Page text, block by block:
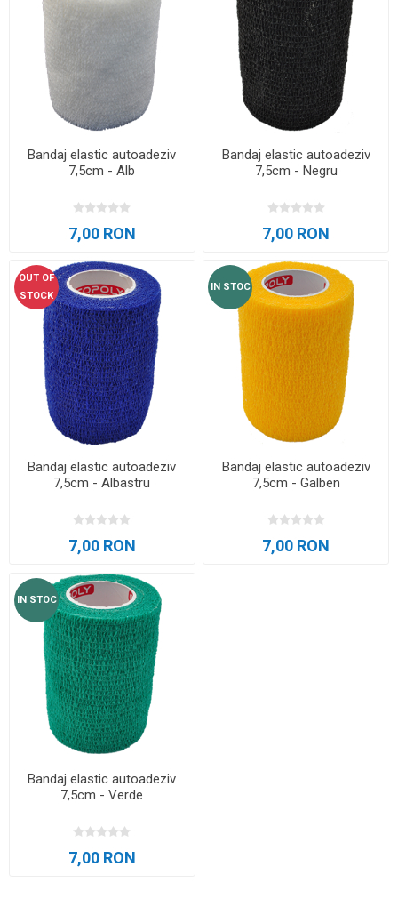
Bandaj elastic autoadeziv
7,5cm - Alb
7,00 RON
Bandaj elastic autoadeziv
7,5cm - Negru
7,00 RON
OUT OF
STOCK
Bandaj elastic autoadeziv
7,5cm - Albastru
7,00 RON
IN STOC
Bandaj elastic autoadeziv
7,5cm - Galben
7,00 RON
IN STOC
Bandaj elastic autoadeziv
7,5cm - Verde
7,00 RON